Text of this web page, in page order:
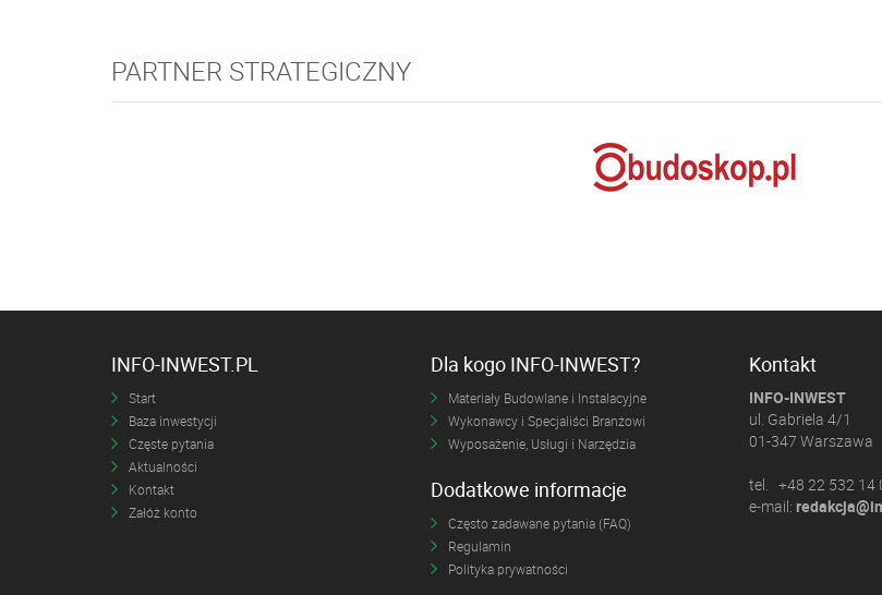
PARTNER STRATEGICZNY
INFO-INWEST.PL
Start
Baza inwestycji
Częste pytania
Aktualności
Kontakt
Załóż konto
Dla kogo INFO-INWEST?
Materiały Budowlane i Instalacyjne
Wykonawcy i Specjaliści Branżowi
Wyposażenie, Usługi i Narzędzia
Dodatkowe informacje
Często zadawane pytania (FAQ)
Regulamin
Polityka prywatności
Kontakt
INFO-INWEST
ul. Gabriela 4/1
01-347 Warszawa
tel. +48 22 532 14
e-mail: